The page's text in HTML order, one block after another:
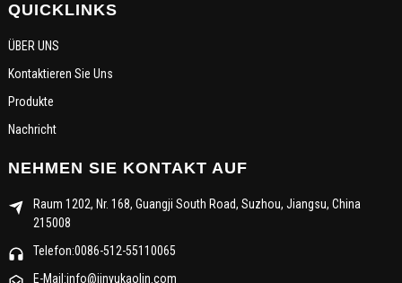
QUICKLINKS
ÜBER UNS
Kontaktieren Sie Uns
Produkte
Nachricht
NEHMEN SIE KONTAKT AUF
Raum 1202, Nr. 168, Guangji South Road, Suzhou, Jiangsu, China
215008
Telefon:0086-512-55110065
E-Mail:info@jinyukaolin.com